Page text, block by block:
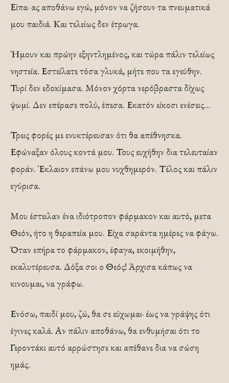
Είπα· ας αποθάνω εγώ, μόνον να ζήσουν τα πνευματικά
μου παιδιά. Και τελείως δεν έτρωγα.
Ήμουν και πρώην εξηντλημένος, και τώρα πάλιν τελείως
νηστεία. Εστείλατε τόσα γλυκά, μήτε που τα εγεύθην.
Τυρί δεν εδοκίμασα. Μόνον χόρτα νερόβραστα δίχως
ψωμί. Δεν επέρασε πολύ, έπεσα. Εκατόν είκοσι ενέσεις…
Τρεις φορές με ενυκτέρευσαν ότι θα απέθνησκα.
Εφώναξαν όλους κοντά μου. Τους ευχήθην δια τελευταίαν
φοράν. Έκλαιον επάνω μου νυχθημερόν. Τέλος και πάλιν
εγύρισα.
Μου έστειλαν ένα ιδιότροπον φάρμακον και αυτό, μετα
Θεόν, ήτο η θεραπεία μου. Είχα σαράντα ημέρες να φάγω.
Όταν επήρα το φάρμακον, έφαγα, εκοιμήθην,
εκαλυτέρευσα. Δόξα σοι ο Θεός! Άρχισα κάπως να
κινουμαι, να γράφω.
Ενόσω, παιδί μου, ζώ, θα σε εύχωμαι· έως να γράψης ότι
έγινες καλά. Αν πάλιν αποθάνω, θα ενθυμήσαι ότι το
Γεροντάκι αυτό αρρώστησε και απέθανε δια να σώση
ημάς.